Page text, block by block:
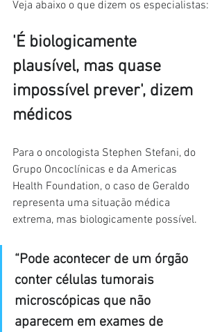
Veja abaixo o que dizem os especialistas:
'É biologicamente
plausível, mas quase
impossível prever', dizem
médicos
Para o oncologista Stephen Stefani, do
Grupo Oncoclínicas e da Americas
Health Foundation, o caso de Geraldo
representa uma situação médica
extrema, mas biologicamente possível.
“Pode acontecer de um órgão
conter células tumorais
microscópicas que não
aparecem em exames de